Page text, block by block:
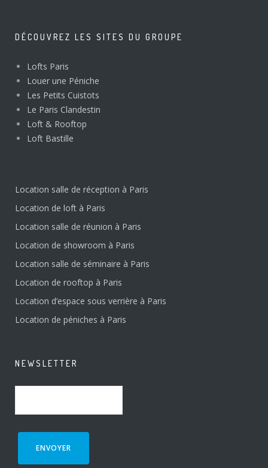
DÉCOUVREZ LES SITES DU GROUPE
Lofts Paris
Louer une Péniche
Les Petits Cuistots
Le Paris Clandestin
Loft & Rooftop
Loft Bastille
Location salle de réception à Paris
Location de loft à Paris
Location salle de réunion à Paris
Location de showroom à Paris
Location salle de séminaire à Paris
Location de rooftop à Paris
Location d’espace sous verrière à Paris
Location de péniches à Paris
NEWSLETTER